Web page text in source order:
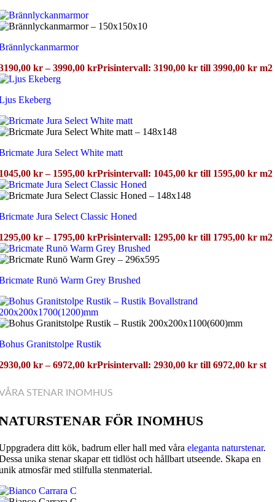
kr – 3990,00 krPrisintervall: 3190,00 kr till 3990,00 kr m2
Ekeberg
Jura Select White matt
kr – 1595,00 krPrisintervall: 1045,00 kr till 1595,00 kr m2
Jura Select Classic Honed
kr – 1795,00 krPrisintervall: 1295,00 kr till 1795,00 kr m2
Runö Warm Grey Brushed
Granitstolpe Rustik
kr – 6972,00 krPrisintervall: 2930,00 kr till 6972,00 kr st
STENAR INOMHUS
FÖR INOMHUS
ditt kök, badrum eller hall med våra eleganta naturstenar.
unika stenar skapar ett tidlöst och hållbart utseende. Skapa en
atmosfär med stilfulla stenmaterial.